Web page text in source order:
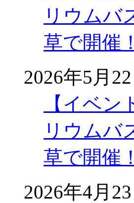
リウムバ
草で開催！
2026年5月22
【イベ
リウムバ
草で開催！
2026年4月23